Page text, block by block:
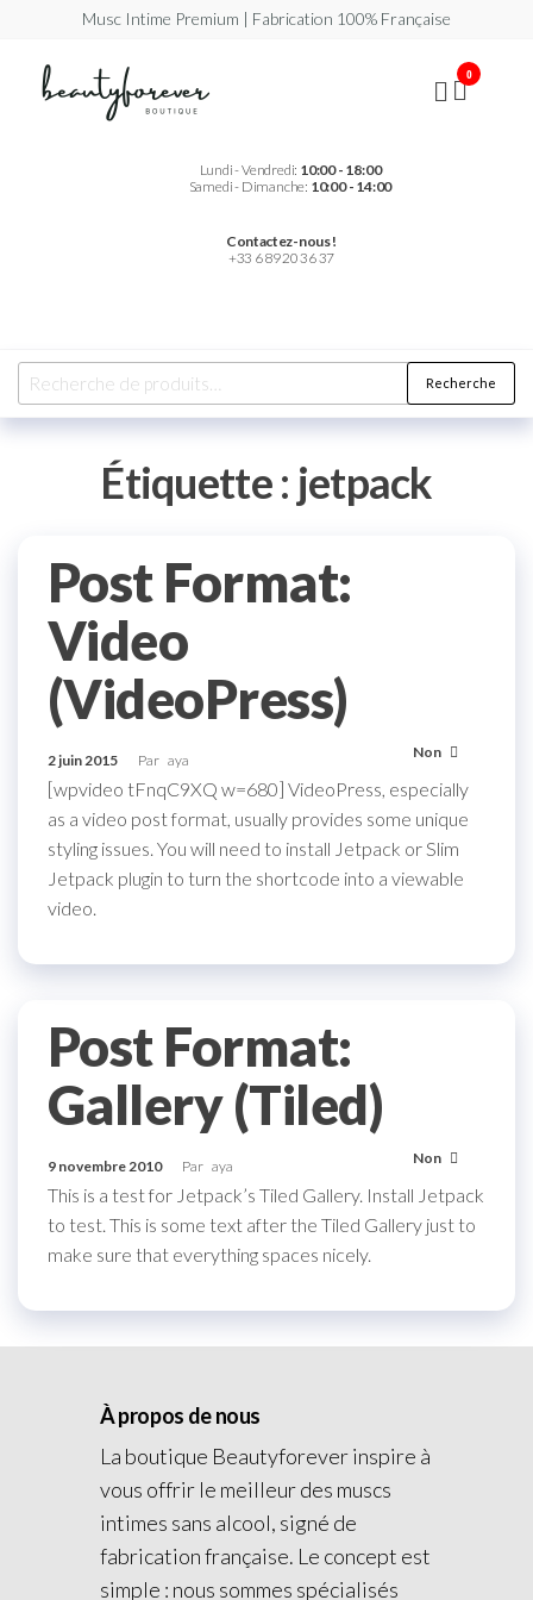
Musc Intime Premium | Fabrication 100% Française
Beautyforever
Lundi - Vendredi: 10:00 - 18:00
Samedi - Dimanche: 10:00 - 14:00
Contactez-nous !
+33 6 89 20 36 37
0
Recherche
Étiquette : jetpack
Post Format:
Video
(VideoPress)
2 juin 2015 Par aya Non
[wpvideo tFnqC9XQ w=680] VideoPress, especially
as a video post format, usually provides some unique
styling issues. You will need to install Jetpack or Slim
Jetpack plugin to turn the shortcode into a viewable
video.
Post Format:
Gallery (Tiled)
9 novembre 2010 Par aya Non
This is a test for Jetpack’s Tiled Gallery. Install Jetpack
to test. This is some text after the Tiled Gallery just to
make sure that everything spaces nicely.
À propos de nous
La boutique Beautyforever inspire à
vous offrir le meilleur des muscs
intimes sans alcool, signé de
fabrication française. Le concept est
simple : nous sommes spécialisés